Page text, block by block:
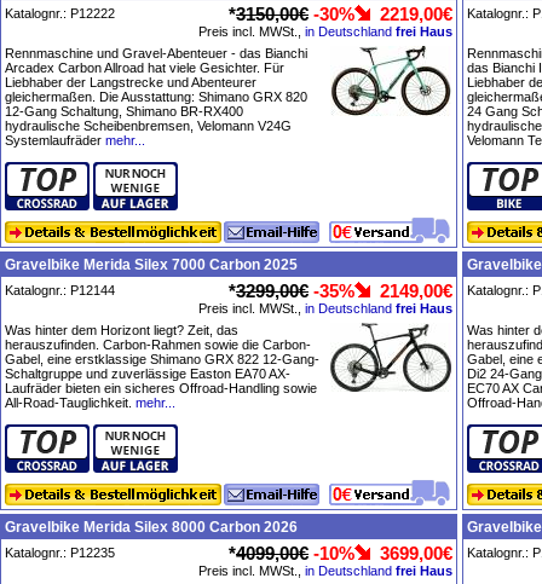
Katalognr.: P12222 *3150,00€ -30% 2219,00€
Preis incl. MWSt., in Deutschland frei Haus
Rennmaschine und Gravel-Abenteuer - das Bianchi
Arcadex Carbon Allroad hat viele Gesichter. Für
Liebhaber der Langstrecke und Abenteurer
gleichermaßen. Die Ausstattung: Shimano GRX 820
12-Gang Schaltung, Shimano BR-RX400
hydraulische Scheibenbremsen, Velomann V24G
Systemlaufräder mehr...
Katalognr.:
das Bianchi
Liebhaber
24 Gang
Velomann
Gravelbike Merida Silex 7000 Carbon 2025
Katalognr.: P12144 *3299,00€ -35% 2149,00€
Preis incl. MWSt., in Deutschland frei Haus
Was hinter dem Horizont liegt? Zeit, das
herauszufinden. Carbon-Rahmen sowie die Carbon-
Gabel, eine erstklassige Shimano GRX 822 12-Gang-
Schaltgruppe und zuverlässige Easton EA70 AX-
Laufräder bieten ein sicheres Offroad-Handling sowie
All-Road-Tauglichkeit. mehr...
Katalognr.:
Was hinter
Gabel, eine
Di2 24-
EC70 AX
Offroad-
Gravelbike Merida Silex 8000 Carbon 2026
Katalognr.: P12235 *4099,00€ -10% 3699,00€
Preis incl. MWSt., in Deutschland frei Haus
Katalognr.: